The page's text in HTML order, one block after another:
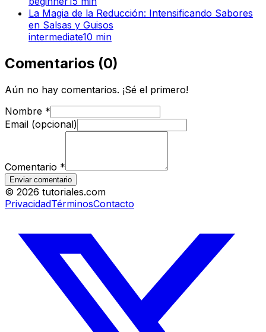
La Magia de la Reducción: Intensificando Sabores
en Salsas y Guisos
intermediate10 min
Comentarios (0)
Aún no hay comentarios. ¡Sé el primero!
Nombre *
Email (opcional)
Comentario *
Enviar comentario
© 2026 tutoriales.com
PrivacidadTérminosContacto